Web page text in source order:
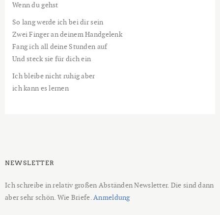
Wenn du gehst
So lang werde ich bei dir sein
Zwei Finger an deinem Handgelenk
Fang ich all deine Stunden auf
Und steck sie für dich ein
Ich bleibe nicht ruhig aber
ich kann es lernen
NEWSLETTER
Ich schreibe in relativ großen Abständen Newsletter. Die sind dann
aber sehr schön. Wie Briefe.Anmeldung